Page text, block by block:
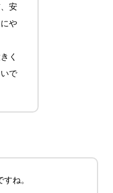
安
や
く
で
ね。